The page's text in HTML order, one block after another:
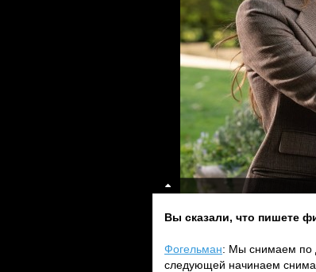
Вы сказали, что пишете
Фогельман: Мы снимаем по
следующей начинаем